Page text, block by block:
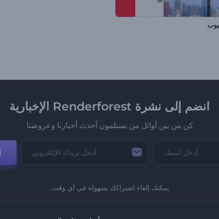
انضم إلى نشرة Renderforest الإخبارية
كن من بين أوائل من يستلمون أحدث أخبارنا وعروضنا
يمكنك إلغاء اشتراكك بسهولة في أي وقت.